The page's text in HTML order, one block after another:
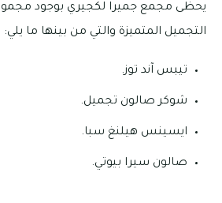
يحظى مجمع جميرا لكجيري بوجود
التجميل المتميزة والتي من بينها ما يلي:
تيبس آند توز.
شوكر صالون تجميل.
ايسينس هيلنغ سبا.
صالون سيرا بيوتي.